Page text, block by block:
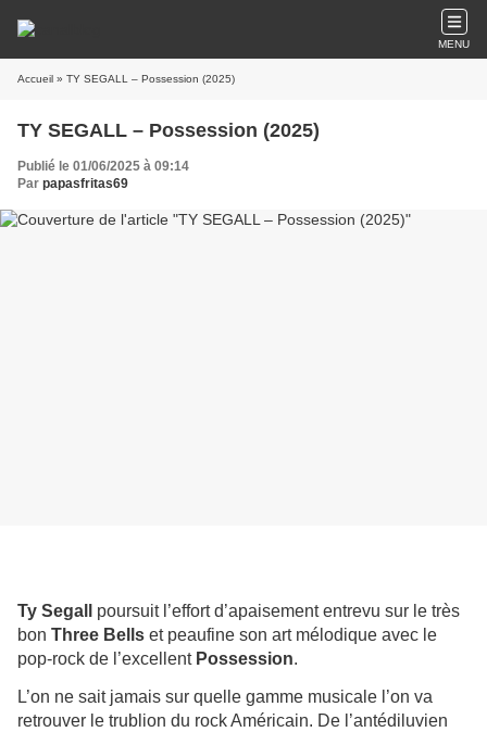
MENU
Accueil » TY SEGALL – Possession (2025)
TY SEGALL – Possession (2025)
Publié le 01/06/2025 à 09:14
Par papasfritas69
Ty Segall
poursuit l’effort d’apaisement entrevu sur le très
bon Three Bells et peaufine son art mélodique avec le
pop-rock de l’excellent Possession.
L’on ne sait jamais sur quelle gamme musicale l’on va
retrouver le trublion du rock Américain. De l’antédiluvien